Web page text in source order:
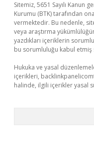
Sitemiz, 5651 Sayılı Kanun
Kurumu (BTK) tarafından
vermektedir. Bu nedenle,
veya araştırma
yazdıkları içeriklerin
bu sorumluluğu kabul etmiş
Hukuka ve yasal
içerikleri,
halinde, ilgili içerikler yasal